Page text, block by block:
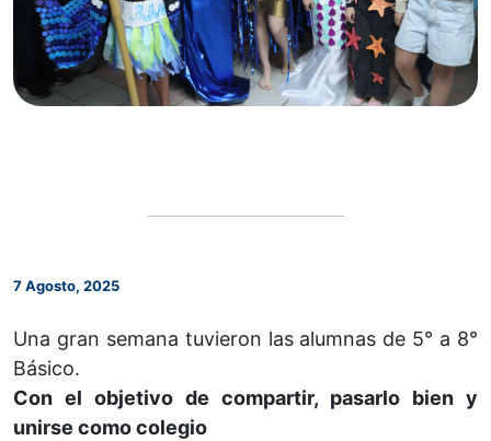
7 Agosto, 2025
Una gran semana tuvieron las alumnas de 5° a 8°
Básico.
Con el objetivo de compartir, pasarlo bien y
unirse como colegio